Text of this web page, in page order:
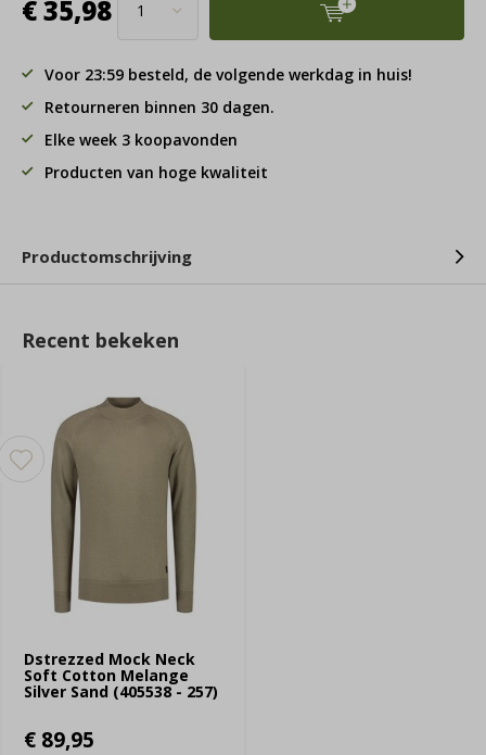
€ 35,98
Voor 23:59 besteld, de volgende werkdag in huis!
Retourneren binnen 30 dagen.
Elke week 3 koopavonden
Producten van hoge kwaliteit
Productomschrijving
Recent bekeken
Dstrezzed Mock Neck
Soft Cotton Melange
Silver Sand (405538 - 257)
€ 89,95